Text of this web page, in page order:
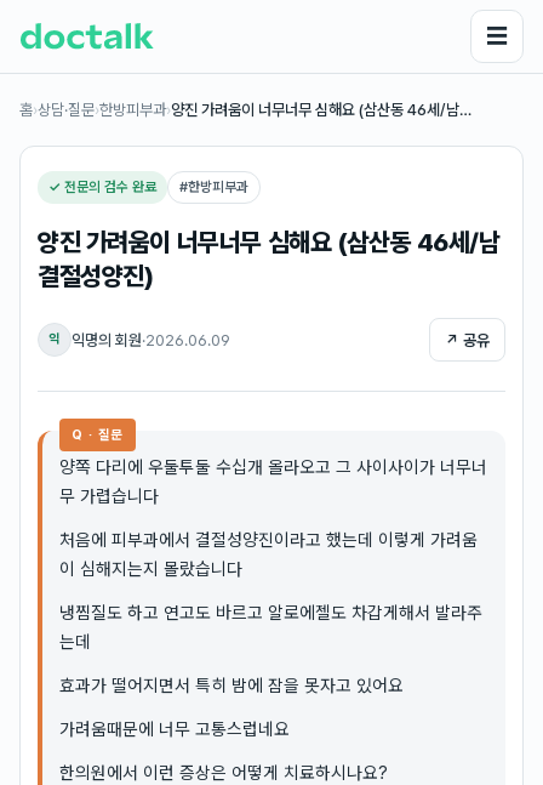
☰
홈›상담·질문›한방피부과›양진 가려움이 너무너무 심해요 (삼산동 46세/남…
✓ 전문의 검수 완료 #한방피부과
양진 가려움이 너무너무 심해요 (삼산동 46세/남
결절성양진)
익 익명의 회원·2026.06.09 ↗ 공유
Q · 질문
양쪽 다리에 우둘투둘 수십개 올라오고 그 사이사이가 너무너
무 가렵습니다
처음에 피부과에서 결절성양진이라고 했는데 이렇게 가려움
이 심해지는지 몰랐습니다
냉찜질도 하고 연고도 바르고 알로에젤도 차갑게해서 발라주
는데
효과가 떨어지면서 특히 밤에 잠을 못자고 있어요
가려움때문에 너무 고통스럽네요
한의원에서 이런 증상은 어떻게 치료하시나요?